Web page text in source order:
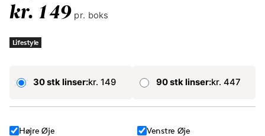
kr. 149 pr. boks
Lifestyle
30 stk linser:kr. 149 90 stk linser:kr. 447
Højre Øje
Venstre Øje